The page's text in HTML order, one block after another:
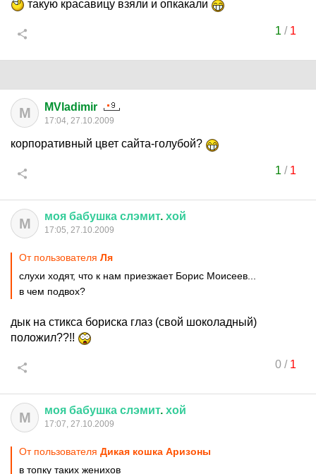
такую красавицу взяли и опкакали
1 / 1
M MVladimir
17:04, 27.10.2009
корпоративный цвет сайта-голубой?
1 / 1
М моя бабушка слэмит. хой
17:05, 27.10.2009
От пользователя Ля
слухи ходят, что к нам приезжает Борис Моисеев...
в чем подвох?
дык на стикса бориска глаз (свой шоколадный)
положил??!!
0/ 1
М моя бабушка слэмит. хой
17:07, 27.10.2009
От пользователя Дикая кошка Аризоны
в топку таких женихов